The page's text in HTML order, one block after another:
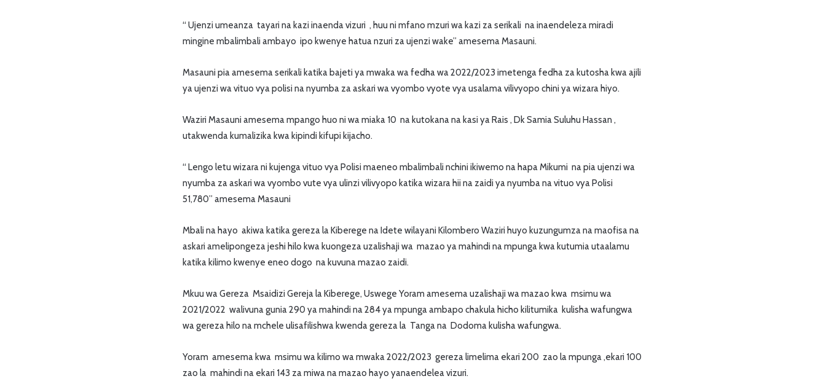
“ Ujenzi umeanza tayari na kazi inaenda vizuri , huu ni mfano mzuri wa kazi za serikali na inaendeleza miradi
mingine mbalimbali ambayo ipo kwenye hatua nzuri za ujenzi wake” amesema Masauni.
Masauni pia amesema serikali katika bajeti ya mwaka wa fedha wa 2022/2023 imetenga fedha za kutosha kwa ajili
ya ujenzi wa vituo vya polisi na nyumba za askari wa vyombo vyote vya usalama vilivyopo chini ya wizara hiyo.
Waziri Masauni amesema mpango huo ni wa miaka 10 na kutokana na kasi ya Rais , Dk Samia Suluhu Hassan ,
utakwenda kumalizika kwa kipindi kifupi kijacho.
“ Lengo letu wizara ni kujenga vituo vya Polisi maeneo mbalimbali nchini ikiwemo na hapa Mikumi na pia ujenzi wa
nyumba za askari wa vyombo vute vya ulinzi vilivyopo katika wizara hii na zaidi ya nyumba na vituo vya Polisi
51,780” amesema Masauni
Mbali na hayo akiwa katika gereza la Kiberege na Idete wilayani Kilombero Waziri huyo kuzungumza na maofisa na
askari amelipongeza jeshi hilo kwa kuongeza uzalishaji wa mazao ya mahindi na mpunga kwa kutumia utaalamu
katika kilimo kwenye eneo dogo na kuvuna mazao zaidi.
Mkuu wa Gereza Msaidizi Gereja la Kiberege, Uswege Yoram amesema uzalishaji wa mazao kwa msimu wa
2021/2022 walivuna gunia 290 ya mahindi na 284 ya mpunga ambapo chakula hicho kilitumika kulisha wafungwa
wa gereza hilo na mchele ulisafilishwa kwenda gereza la Tanga na Dodoma kulisha wafungwa.
Yoram amesema kwa msimu wa kilimo wa mwaka 2022/2023 gereza limelima ekari 200 zao la mpunga ,ekari 100
zao la mahindi na ekari 143 za miwa na mazao hayo yanaendelea vizuri.